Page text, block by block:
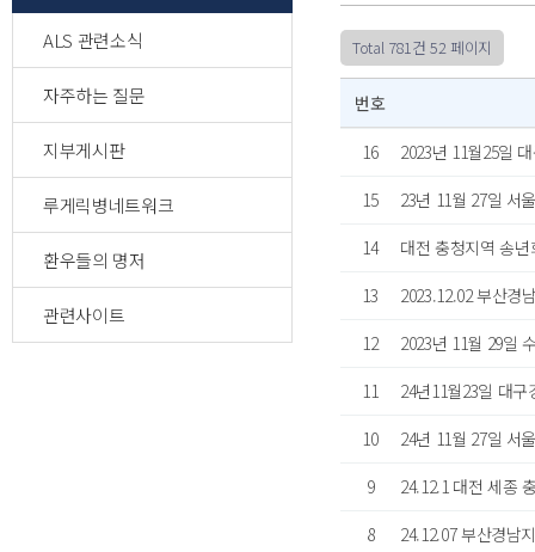
ALS 관련소식
자주하는 질문
지부게시판
루게릭병네트워크
환우들의 명저
관련사이트
Total 781건 52 페이지
번호
16
2023년 11월25일
15
23년 11월 27일 서
14
대전 충청지역 송
13
2023.12.02 부산경
12
2023년 11월 29일
11
24년11월23일 대
10
24년 11월 27일 서
9
24.12.1 대전 세종
8
24.12.07 부산경남